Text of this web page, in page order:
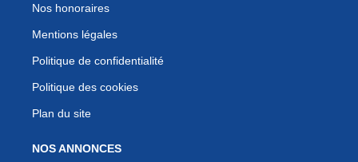
Nos honoraires
Mentions légales
Politique de confidentialité
Politique des cookies
Plan du site
NOS ANNONCES